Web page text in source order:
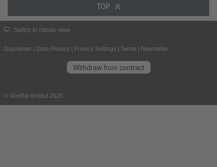
TOP
Switch to classic view
Disclaimer Data Privacy Privacy Settings Terms Newsletter
Withdraw from contract
© Goethe-Institut 2026